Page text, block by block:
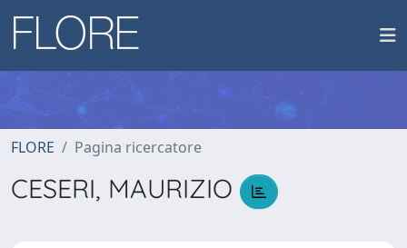
FLORE Pagina ricercatore
CESERI, MAURIZIO